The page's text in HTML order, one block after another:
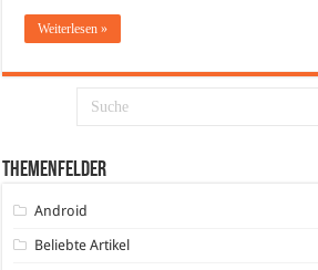
Weiterlesen »
Themenfelder
Android
Beliebte Artikel